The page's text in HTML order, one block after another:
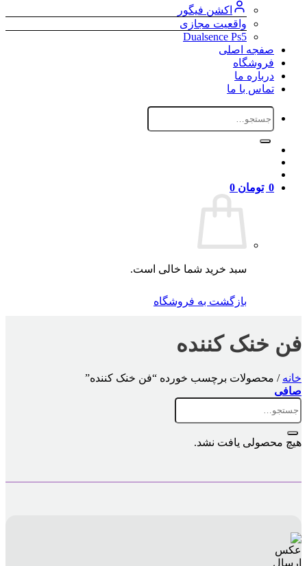
اکشن فیگور
واقعیت مجازی
Dualsence Ps5
صفجه اصلی
فروشگاه
درباره ما
تماس با ما
جستجو
برای:
0 تومان 0
سبد خرید شما خالی است.
بازگشت به فروشگاه
فن خنک کننده
خانه / محصولات برچسب خورده “فن خنک کننده”
صافی
جستجو
برای:
هیچ محصولی یافت نشد.